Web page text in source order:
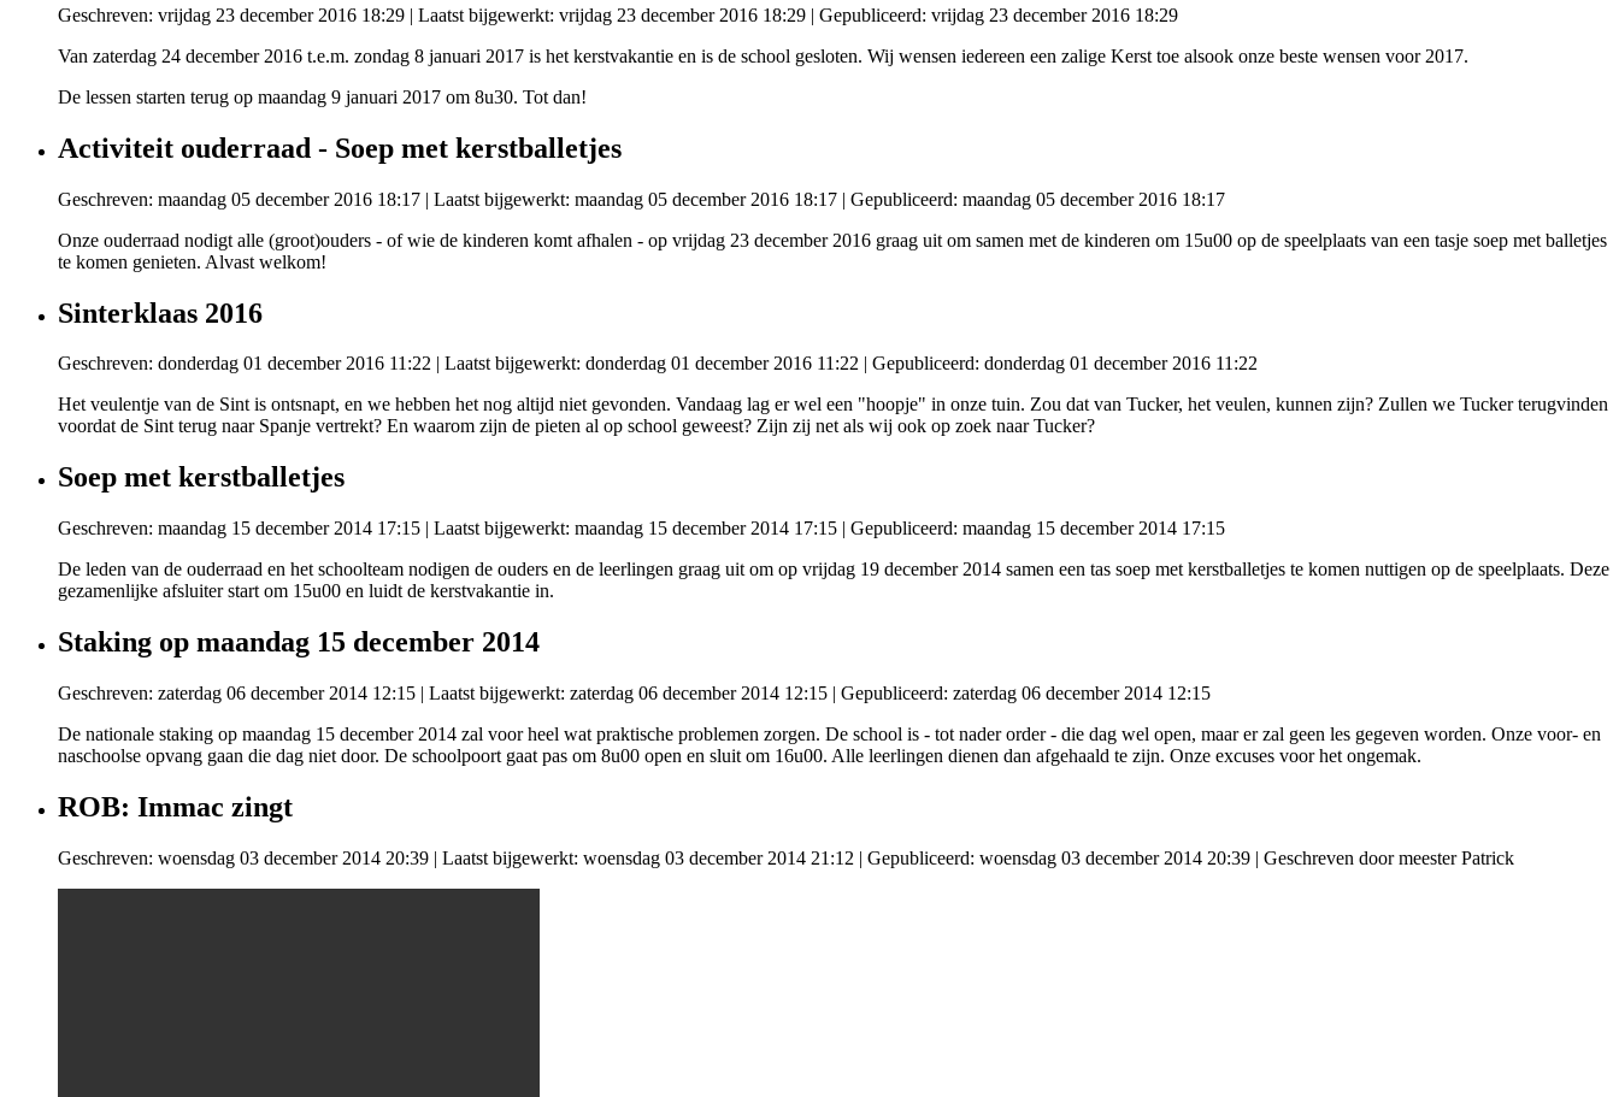
Geschreven: vrijdag 23 december 2016 18:29 | Laatst bijgewerkt: vrijdag 23 december 2016 18:29 | Gepubliceerd: vrijdag 23 december 2016 18:29
Van zaterdag 24 december 2016 t.e.m. zondag 8 januari 2017 is het kerstvakantie en is de school gesloten. Wij wensen iedereen een zalige Kerst toe alsook onze beste wensen voor 2017.
De lessen starten terug op maandag 9 januari 2017 om 8u30. Tot dan!
Activiteit ouderraad - Soep met kerstballetjes
Geschreven: maandag 05 december 2016 18:17 | Laatst bijgewerkt: maandag 05 december 2016 18:17 | Gepubliceerd: maandag 05 december 2016 18:17
Onze ouderraad nodigt alle (groot)ouders - of wie de kinderen komt afhalen - op vrijdag 23 december 2016 graag uit om samen met de kinderen om 15u00 op de speelplaats van een tasje soep met balletjes
te komen genieten. Alvast welkom!
Sinterklaas 2016
Geschreven: donderdag 01 december 2016 11:22 Laatst bijgewerkt: donderdag 01 december 2016 11:22
Gepubliceerd: donderdag 01 december 2016 11:22
Het veulentje van de Sint is ontsnapt, en we hebben het nog altijd niet gevonden. Vandaag lag er wel een "hoopje" in onze tuin. Zou dat van Tucker, het veulen, kunnen zijn? Zullen we Tucker terugvinden
voordat de Sint terug naar Spanje vertrekt? En waarom zijn de pieten al op school geweest? Zijn zij net als wij ook op zoek naar Tucker?
Soep met kerstballetjes
Geschreven: maandag 15 december 2014 17:15 | Laatst bijgewerkt: maandag 15 december 2014 17:15 | Gepubliceerd: maandag 15 december 2014 17:15
De leden van de ouderraad en het schoolteam nodigen de ouders en de leerlingen graag uit om op vrijdag 19 december 2014 samen een tas soep met kerstballetjes te komen nuttigen op de speelplaats. Deze
gezamenlijke afsluiter start om 15u00 en luidt de kerstvakantie in.
Staking op maandag 15 december 2014
Geschreven: zaterdag 06 december 2014 12:15 | Laatst bijgewerkt: zaterdag 06 december 2014 12:15 | Gepubliceerd: zaterdag 06 december 2014 12:15
De nationale staking op maandag 15 december 2014 zal voor heel wat praktische problemen zorgen. De school is - tot nader order - die dag wel open, maar er zal geen les gegeven worden. Onze voor- en
naschoolse opvang gaan die dag niet door. De schoolpoort gaat pas om 8u00 open en sluit om 16u00. Alle leerlingen dienen dan afgehaald te zijn. Onze excuses voor het ongemak.
ROB: Immac zingt
Geschreven: woensdag 03 december 2014 20:39 | Laatst bijgewerkt: woensdag 03 december 2014 21:12 | Gepubliceerd: woensdag 03 december 2014 20:39 | Geschreven door meester Patrick